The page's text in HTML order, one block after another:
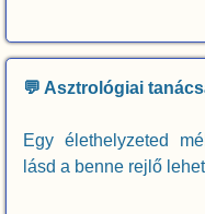
💬 Asztrológiai
Egy élethelyzeted
lásd a benne rejlő